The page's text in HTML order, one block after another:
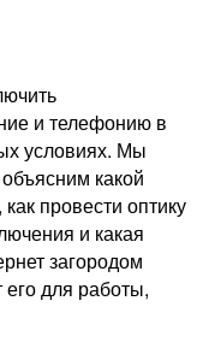
и телефонию в
условиях. Мы
какой
провести оптику
и какая
загородом
его для работы,